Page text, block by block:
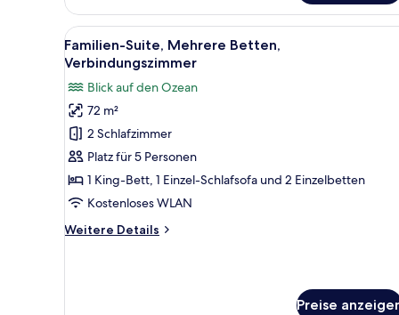
Alle
Fotos
Familien-
Suite,
Mehrere
Betten,
Verbindungszimmer
anzeigen
Ein modernes Hotelzimmer
8
Familien-Suite, Mehrere Betten,
Verbindungszimmer
Blick auf den Ozean
72 m²
2 Schlafzimmer
Platz für 5 Personen
1 King-Bett, 1 Einzel-Schlafsofa und 2 Einzelbetten
Kostenloses WLAN
Weitere Details
Weitere
Preise